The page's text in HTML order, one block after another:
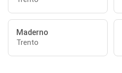
Maderno
Trento